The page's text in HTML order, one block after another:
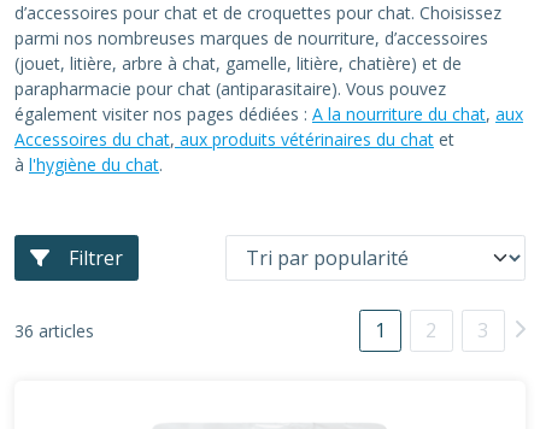
d’accessoires pour chat et de croquettes pour chat. Choisissez
parmi nos nombreuses marques de nourriture, d’accessoires
(jouet, litière, arbre à chat, gamelle, litière, chatière) et de
parapharmacie pour chat (antiparasitaire). Vous pouvez
également visiter nos pages dédiées : A la nourriture du chat, aux
Accessoires du chat, aux produits vétérinaires du chat et
à l'hygiène du chat.
Filtrer
36 articles 1 2 3